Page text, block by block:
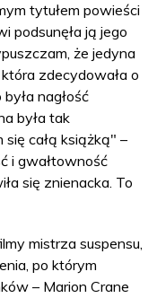
tytułem powieści
podsunęła ją jego
że jedyna
zdecydowała o
nagłość
była tak
całą książką" –
i gwałtowność
się znienacka. To
mistrza suspensu,
po którym
– Marion Crane